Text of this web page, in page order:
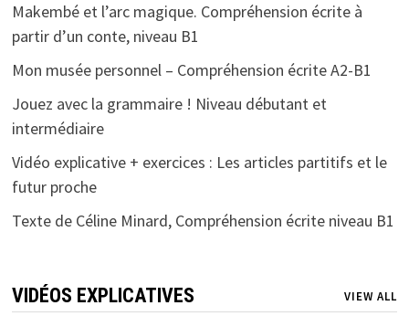
Makembé et l’arc magique. Compréhension écrite à
partir d’un conte, niveau B1
Mon musée personnel – Compréhension écrite A2-B1
Jouez avec la grammaire ! Niveau débutant et
intermédiaire
Vidéo explicative + exercices : Les articles partitifs et le
futur proche
Texte de Céline Minard, Compréhension écrite niveau B1
VIDÉOS EXPLICATIVES VIEW ALL